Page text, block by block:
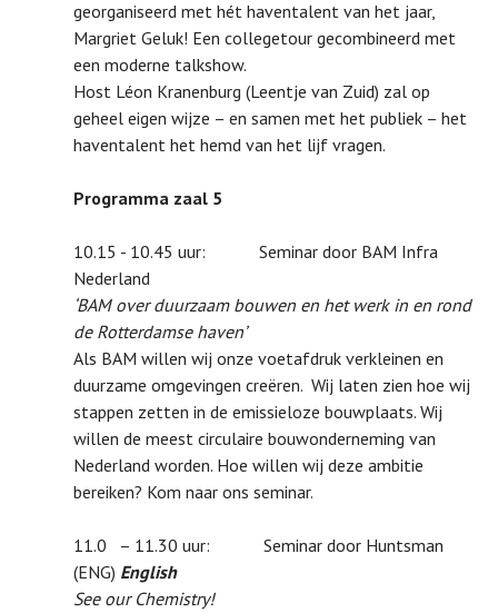
georganiseerd met hét haventalent van het jaar,
Margriet Geluk! Een collegetour gecombineerd met
een moderne talkshow.
Host Léon Kranenburg (Leentje van Zuid) zal op
geheel eigen wijze – en samen met het publiek – het
haventalent het hemd van het lijf vragen.
Programma zaal 5
10.15 - 10.45 uur: Seminar door BAM Infra
Nederland
‘BAM over duurzaam bouwen en het werk in en rond
de Rotterdamse haven’
Als BAM willen wij onze voetafdruk verkleinen en
duurzame omgevingen creëren. Wij laten zien hoe wij
stappen zetten in de emissieloze bouwplaats. Wij
willen de meest circulaire bouwonderneming van
Nederland worden. Hoe willen wij deze ambitie
bereiken? Kom naar ons seminar.
11.0 – 11.30 uur: Seminar door Huntsman
(ENG) English
See our Chemistry!